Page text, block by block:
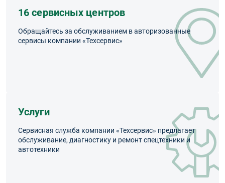
16 сервисных центров
Обращайтесь за обслуживанием в авторизованные
сервисы компании «Техсервис»
Услуги
Сервисная служба компании «Техсервис» предлагает
обслуживание, диагностику и ремонт спецтехники и
автотехники